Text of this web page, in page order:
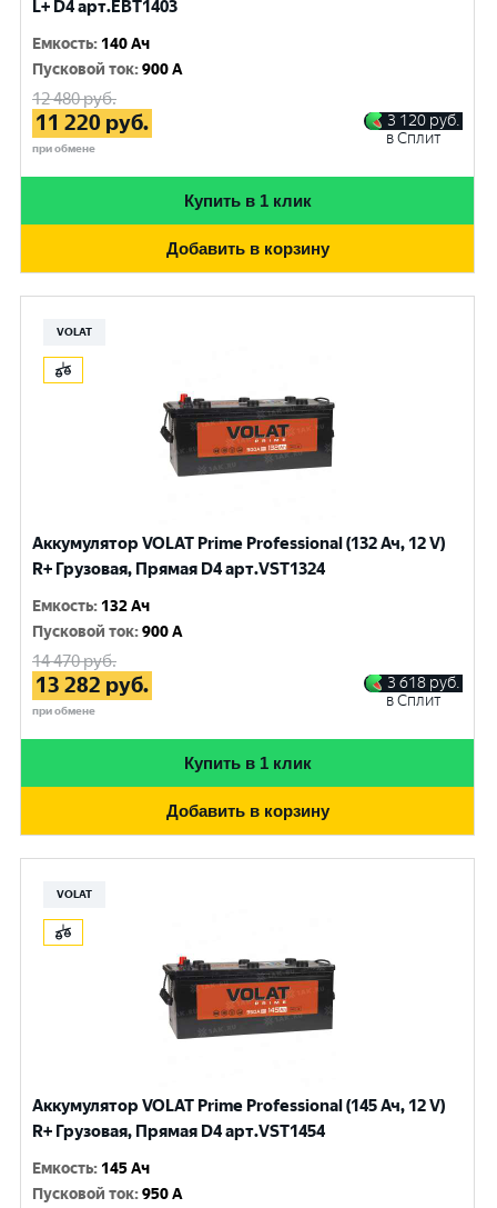
L+ D4 арт.EBT1403
Емкость: 140 Ач
Пусковой ток:900 A
12 480руб.
11 220 руб.
при обмене
3 120 руб.
в Сплит
Купить в 1 клик
Добавить в корзину
VOLAT
Аккумулятор VOLAT Prime Professional (132 Ач, 12 V)
R+ Грузовая, Прямая D4 арт.VST1324
Емкость: 132 Ач
Пусковой ток:900 A
14 470руб.
13 282 руб.
при обмене
3 618 руб.
в Сплит
Купить в 1 клик
Добавить в корзину
VOLAT
Аккумулятор VOLAT Prime Professional (145 Ач, 12 V)
R+ Грузовая, Прямая D4 арт.VST1454
Емкость: 145 Ач
Пусковой ток:950 A